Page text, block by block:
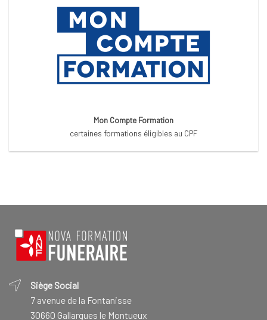
Mon Compte Formation
certaines formations éligibles au CPF
Siège Social
7 avenue de la Fontanisse
30660 Gallargues le Montueux